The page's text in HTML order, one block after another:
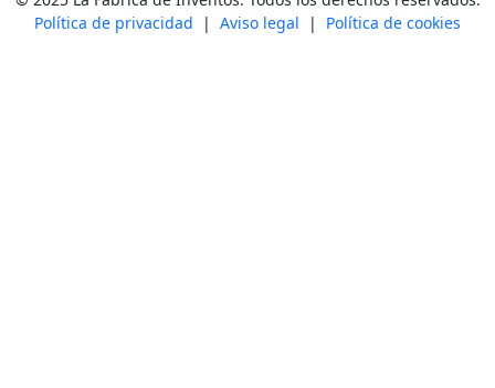
Política de privacidad
| Aviso legal | Política de cookies